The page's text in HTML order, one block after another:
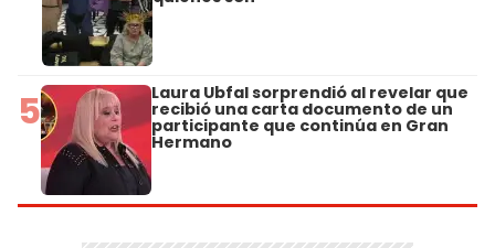
5 Laura Ubfal sorprendió al revelar que
recibió una carta documento de un
participante que continúa en Gran
Hermano